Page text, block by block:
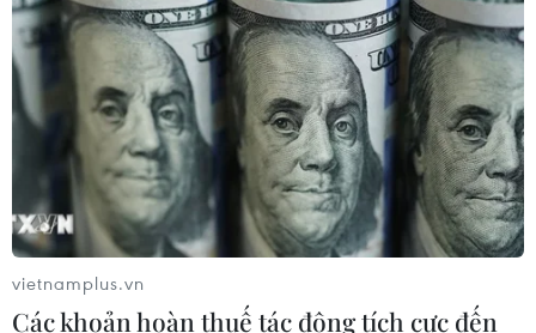
Phó Tổng Biên tập: NGUYỄN THỊ TÁM, KHÚC THANH
THỦY
Sở hữu trí tuệ
Quy định sử dụng
Hỗ trợ
Ngôn ngữ
TTXVN
Dịch vụ tin
Quảng cáo
Liên hệ
vietnamplus.vn
Các khoản hoàn thuế tác động tích cực đến